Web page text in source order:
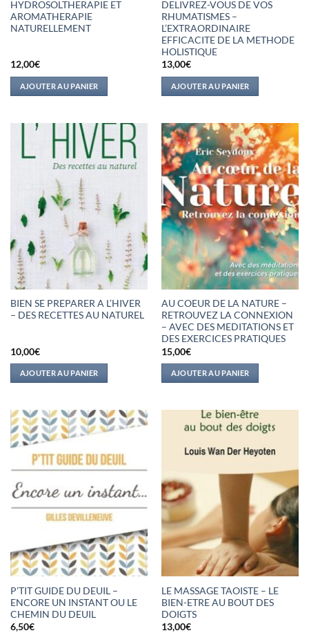
HYDROSOLTHERAPIE ET
AROMATHERAPIE
NATURELLEMENT
12,00€
AJOUTER AU PANIER
DELIVREZ-VOUS DE VOS
RHUMATISMES –
L’EXTRAORDINAIRE
EFFICACITE DE LA METHODE
HOLISTIQUE
13,00€
AJOUTER AU PANIER
BIEN SE PREPARER A L’HIVER
– DES RECETTES AU NATUREL
10,00€
AJOUTER AU PANIER
AU COEUR DE LA NATURE –
RETROUVEZ LA CONNEXION
– AVEC DES MEDITATIONS ET
DES EXERCICES PRATIQUES
15,00€
AJOUTER AU PANIER
P’TIT GUIDE DU DEUIL –
ENCORE UN INSTANT OU LE
CHEMIN DU DEUIL
6,50€
LE MASSAGE TAOISTE – LE
BIEN-ETRE AU BOUT DES
DOIGTS
13,00€